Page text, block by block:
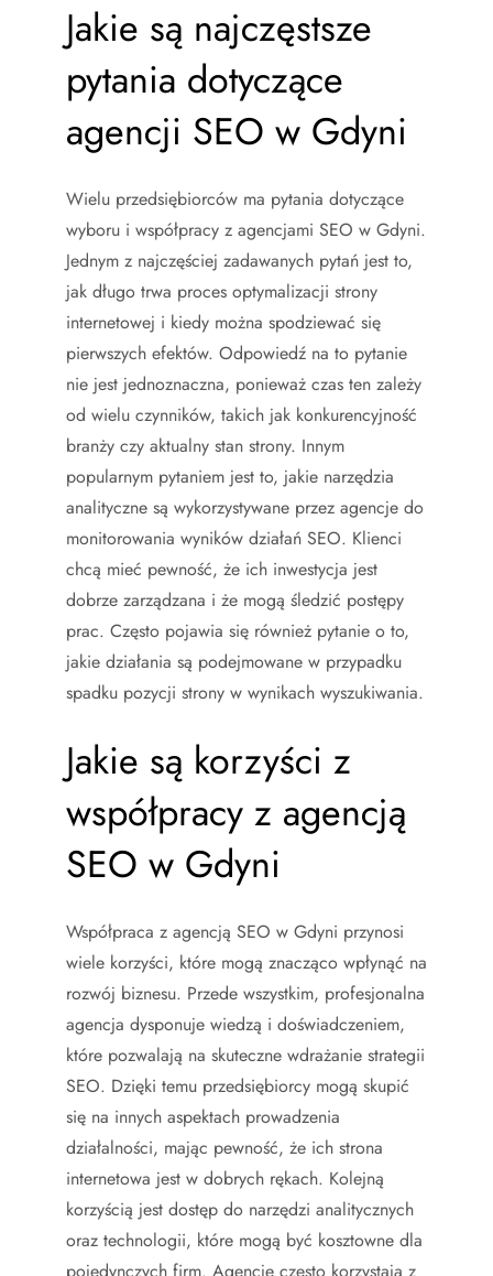
Jakie są najczęstsze
pytania dotyczące
agencji SEO w Gdyni
Wielu przedsiębiorców ma pytania dotyczące
wyboru i współpracy z agencjami SEO w Gdyni.
Jednym z najczęściej zadawanych pytań jest to,
jak długo trwa proces optymalizacji strony
internetowej i kiedy można spodziewać się
pierwszych efektów. Odpowiedź na to pytanie
nie jest jednoznaczna, ponieważ czas ten zależy
od wielu czynników, takich jak konkurencyjność
branży czy aktualny stan strony. Innym
popularnym pytaniem jest to, jakie narzędzia
analityczne są wykorzystywane przez agencje do
monitorowania wyników działań SEO. Klienci
chcą mieć pewność, że ich inwestycja jest
dobrze zarządzana i że mogą śledzić postępy
prac. Często pojawia się również pytanie o to,
jakie działania są podejmowane w przypadku
spadku pozycji strony w wynikach wyszukiwania.
Jakie są korzyści z
współpracy z agencją
SEO w Gdyni
Współpraca z agencją SEO w Gdyni przynosi
wiele korzyści, które mogą znacząco wpłynąć na
rozwój biznesu. Przede wszystkim, profesjonalna
agencja dysponuje wiedzą i doświadczeniem,
które pozwalają na skuteczne wdrażanie strategii
SEO. Dzięki temu przedsiębiorcy mogą skupić
się na innych aspektach prowadzenia
działalności, mając pewność, że ich strona
internetowa jest w dobrych rękach. Kolejną
korzyścią jest dostęp do narzędzi analitycznych
oraz technologii, które mogą być kosztowne dla